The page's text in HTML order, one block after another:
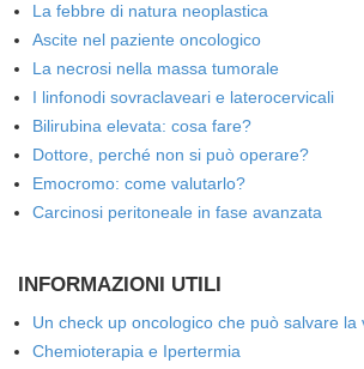
La febbre di natura neoplastica
Ascite nel paziente oncologico
La necrosi nella massa tumorale
I linfonodi sovraclaveari e laterocervicali
Bilirubina elevata: cosa fare?
Dottore, perché non si può operare?
Emocromo: come valutarlo?
Carcinosi peritoneale in fase avanzata
INFORMAZIONI UTILI
Un check up oncologico che può salvare la
Chemioterapia e Ipertermia